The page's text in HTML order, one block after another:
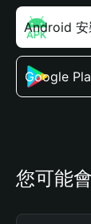
Android 安
Google
您可能